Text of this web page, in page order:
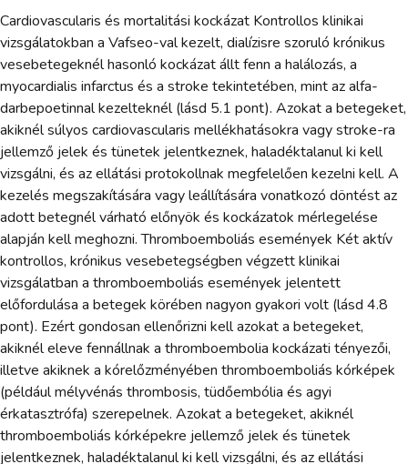
Cardiovascularis és mortalitási kockázat Kontrollos klinikai
vizsgálatokban a Vafseo-val kezelt, dialízisre szoruló krónikus
vesebetegeknél hasonló kockázat állt fenn a halálozás, a
myocardialis infarctus és a stroke tekintetében, mint az alfa-
darbepoetinnal kezelteknél (lásd 5.1 pont). Azokat a betegeket,
akiknél súlyos cardiovascularis mellékhatásokra vagy stroke-ra
jellemző jelek és tünetek jelentkeznek, haladéktalanul ki kell
vizsgálni, és az ellátási protokollnak megfelelően kezelni kell. A
kezelés megszakítására vagy leállítására vonatkozó döntést az
adott betegnél várható előnyök és kockázatok mérlegelése
alapján kell meghozni. Thromboemboliás események Két aktív
kontrollos, krónikus vesebetegségben végzett klinikai
vizsgálatban a thromboemboliás események jelentett
előfordulása a betegek körében nagyon gyakori volt (lásd 4.8
pont). Ezért gondosan ellenőrizni kell azokat a betegeket,
akiknél eleve fennállnak a thromboembolia kockázati tényezői,
illetve akiknek a kórelőzményében thromboemboliás kórképek
(például mélyvénás thrombosis, tüdőembólia és agyi
érkatasztrófa) szerepelnek. Azokat a betegeket, akiknél
thromboemboliás kórképekre jellemző jelek és tünetek
jelentkeznek, haladéktalanul ki kell vizsgálni, és az ellátási